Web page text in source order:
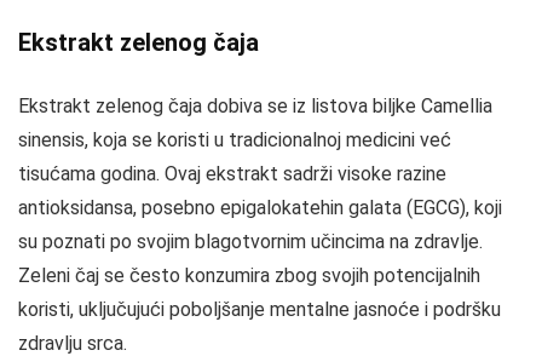
Ekstrakt zelenog čaja
Ekstrakt zelenog čaja dobiva se iz listova biljke Camellia
sinensis, koja se koristi u tradicionalnoj medicini već
tisućama godina. Ovaj ekstrakt sadrži visoke razine
antioksidansa, posebno epigalokatehin galata (EGCG), koji
su poznati po svojim blagotvornim učincima na zdravlje.
Zeleni čaj se često konzumira zbog svojih potencijalnih
koristi, uključujući poboljšanje mentalne jasnoće i podršku
zdravlju srca.